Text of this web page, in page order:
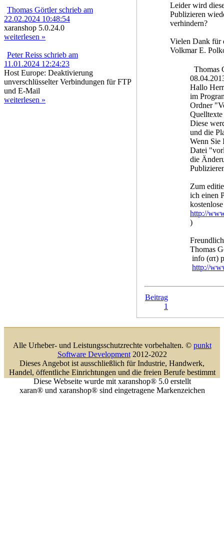
Thomas Görtler schrieb am
22.02.2024 10:48:54
xaranshop 5.0.24.0
weiterlesen »
Peter Reiss schrieb am
11.01.2024 12:24:23
Host Europe: Deaktivierung
unverschlüsselter Verbindungen für FTP
und E-Mail
weiterlesen »
Leider wird
Publizieren
verhindern?
Vielen Dank für
Volkmar E.
Thomas
Hallo
im
Ordner
Quelltexte
Diese
und die
Wenn Sie
Datei
die
Zum
ich einen
http://
)
Thomas
info (ατ)
http://
Beitrag
1
Alle Urheber- und Leistungsschutzrechte vorbehalten. © punkt
Software Development2012-2022
Dieses Angebot ist ausschließlich für Industrie, Handwerk,
Handel, öffentliche Einrichtungen und die freien Berufe bestimmt
Diese Webseite wurde mit xaranshop® 5.0 erstellt
xaran® und xaranshop® sind eingetragene Markenzeichen